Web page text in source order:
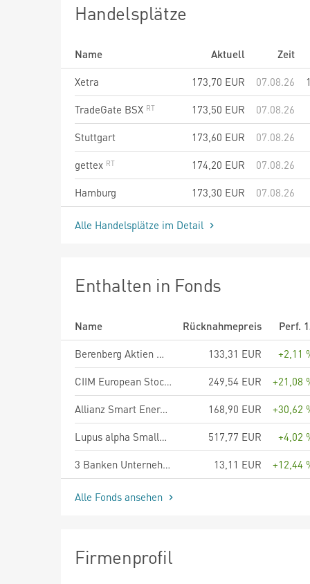
Handelsplätze
Name Aktuell
Zeit
Xetra
173,70 EUR 07.08.26
TradeGate BSX
173,50 EUR
07.08.26
Stuttgart
173,60 EUR
07.08.26
gettex
174,20 EUR
07.08.26
Hamburg
173,30 EUR 07.08.26
Alle Handelsplätze im Detail
Enthalten in Fonds
Name Rücknahmepreis
Perf.
Berenberg Aktien Mittelstand - Anteilklasse R A
133,31 EUR
+2,11
CIIM European Stock Portfolio Fund EUR R
249,54 EUR
+21,08
Allianz Smart Energy - AT (H2-EUR) - EUR
168,90 EUR
+30,62
Lupus alpha Smaller German Champions A
517,77 EUR
+4,02
3 Banken Unternehmen & Werte Aktienstrategie R T
13,11 EUR +12,44
Alle Fonds ansehen
Firmenprofil